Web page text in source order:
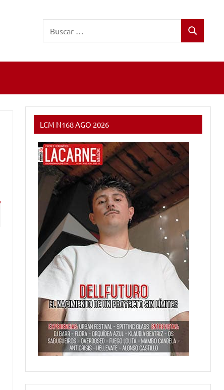
Buscar
LCM N168 AGO 2026